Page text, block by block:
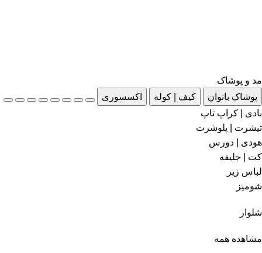
مد و پوشاک
پوشاک بانوان
کیف | کوله
اکسسوری
بادی | کراپ تاپ
تیشرت | پلوشرت
هودی | دورس
کت | جلیقه
لباس زیر
شومیز
شلوار
مشاهده همه